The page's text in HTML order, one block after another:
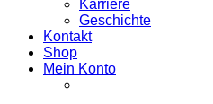
Karriere
Geschichte
Kontakt
Shop
Mein Konto